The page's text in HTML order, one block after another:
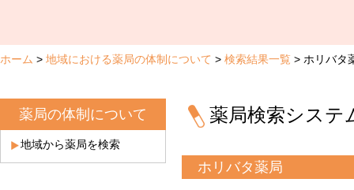
ホーム 地域における薬局の体制について 検索結果一覧 ホリバタ
薬局の体制について
地域から薬局を検索
薬局検索システ
ホリバタ薬局